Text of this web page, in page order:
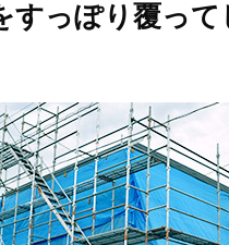
すっぽり覆っ